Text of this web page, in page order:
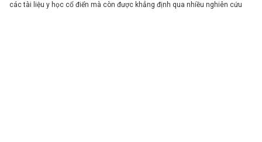
các tài liệu y học cổ điển mà còn được khẳng định qua nhiều nghiên cứu